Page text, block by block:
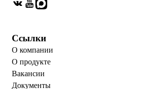
Ссылки
О компании
О продукте
Вакансии
Документы